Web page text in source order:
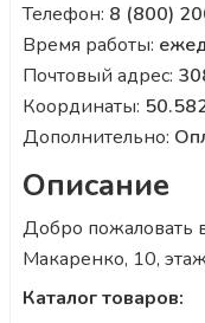
Телефон: 8 (800)
Время работы:
Почтовый адрес:
Координаты:
Дополнительно:
Описание
Добро пожаловать
Макаренко, 10,
Каталог товаров: